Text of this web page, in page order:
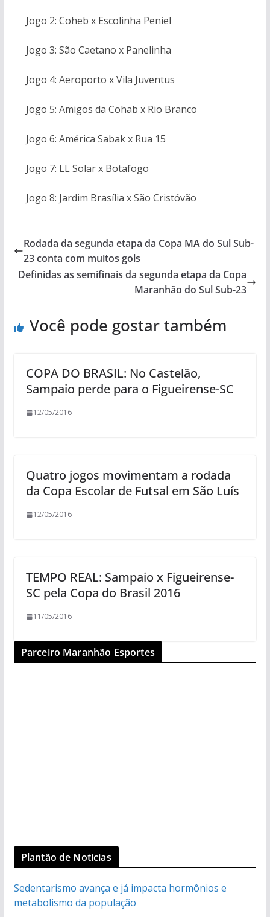
Jogo 2: Coheb x Escolinha Peniel
Jogo 3: São Caetano x Panelinha
Jogo 4: Aeroporto x Vila Juventus
Jogo 5: Amigos da Cohab x Rio Branco
Jogo 6: América Sabak x Rua 15
Jogo 7: LL Solar x Botafogo
Jogo 8: Jardim Brasília x São Cristóvão
Rodada da segunda etapa da Copa MA do Sul Sub-
23 conta com muitos gols
Definidas as semifinais da segunda etapa da Copa
Maranhão do Sul Sub-23
Você pode gostar também
COPA DO BRASIL: No Castelão,
Sampaio perde para o Figueirense-SC
12/05/2016
Quatro jogos movimentam a rodada
da Copa Escolar de Futsal em São Luís
12/05/2016
TEMPO REAL: Sampaio x Figueirense-
SC pela Copa do Brasil 2016
11/05/2016
Parceiro Maranhão Esportes
Plantão de Noticias
Sedentarismo avança e já impacta hormônios e
metabolismo da população